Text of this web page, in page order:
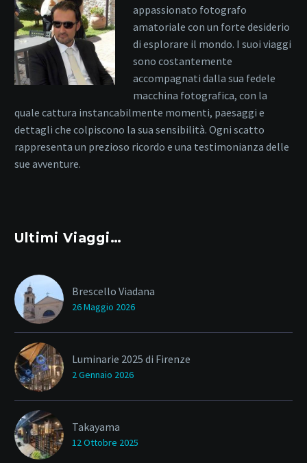
appassionato fotografo
amatoriale con un forte desiderio
di esplorare il mondo. I suoi viaggi
sono costantemente
accompagnati dalla sua fedele
macchina fotografica, con la
quale cattura instancabilmente momenti, paesaggi e
dettagli che colpiscono la sua sensibilità. Ogni scatto
rappresenta un prezioso ricordo e una testimonianza delle
sue avventure.
Ultimi Viaggi…
Brescello Viadana
26 Maggio 2026
Luminarie 2025 di Firenze
2 Gennaio 2026
Takayama
12 Ottobre 2025